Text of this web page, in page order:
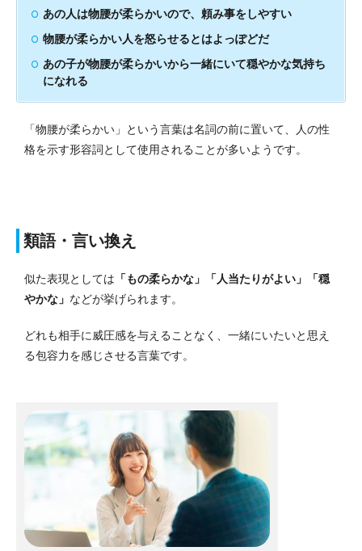
あの人は物腰が柔らかいので、頼み事をしやすい
物腰が柔らかい人を怒らせるとはよっぽどだ
あの子が物腰が柔らかいから一緒にいて穏やかな気持ち
になれる
「物腰が柔らかい」という言葉は名詞の前に置いて、人の性
格を示す形容詞として使用されることが多いようです。
類語・言い換え
似た表現としては 「もの柔らかな」「人当たりがよい」「穏
やかな」 などが挙げられます。
どれも相手に威圧感を与えることなく、一緒にいたいと思え
る包容力を感じさせる言葉です。